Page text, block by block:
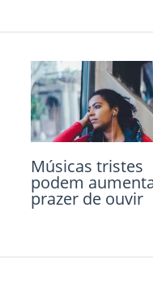
Músicas tristes
podem
prazer de ouvir
Pessoas ignoram
estar doentes
não desmarcar
compromissos